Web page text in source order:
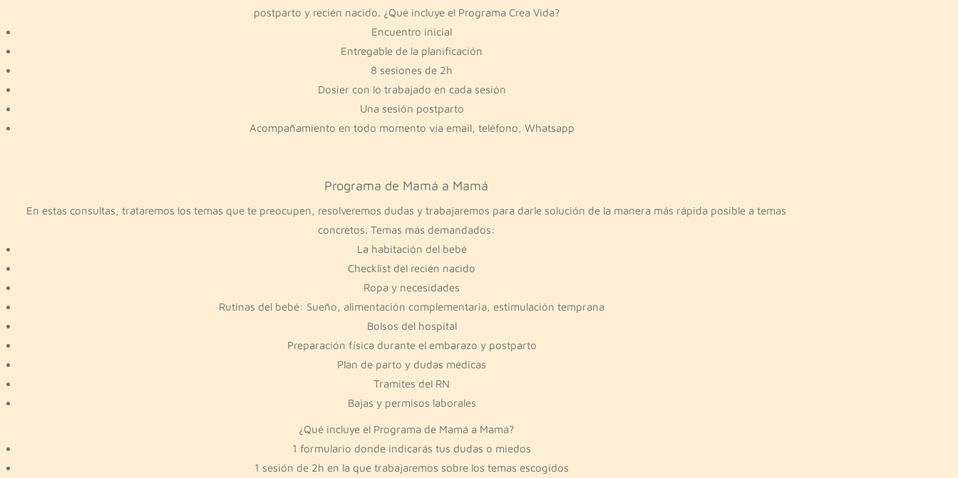
postparto y recién nacido. ¿Qué incluye el Programa Crea Vida?
Encuentro inicial
Entregable de la planificación
8 sesiones de 2h
Dosier con lo trabajado en cada sesión
Una sesión postparto
Acompañamiento en todo momento vía email, teléfono, Whatsapp
Programa de Mamá a Mamá
En estas consultas, trataremos los temas que te preocupen, resolveremos dudas y trabajaremos para darle solución de la manera más rápida posible a temas
concretos. Temas más demandados:
La habitación del bebé
Checklist del recién nacido
Ropa y necesidades
Rutinas del bebé: Sueño, alimentación complementaria, estimulación temprana
Bolsos del hospital
Preparación física durante el embarazo y postparto
Plan de parto y dudas médicas
Tramites del RN
Bajas y permisos laborales
¿Qué incluye el Programa de Mamá a Mamá?
1 formulario donde indicarás tus dudas o miedos
1 sesión de 2h en la que trabajaremos sobre los temas escogidos